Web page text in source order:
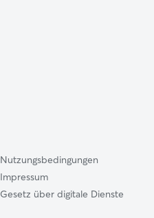
Nutzungsbedingungen
Impressum
Gesetz über digitale Dienste